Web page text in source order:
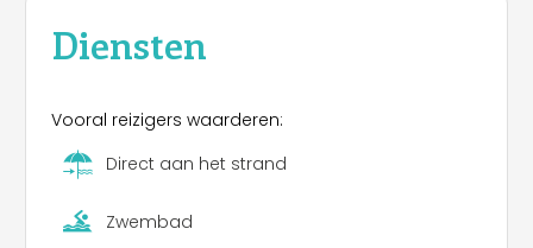
minutes from Lausanne).
Diensten
Vooral reizigers waarderen:
Direct aan het strand
Zwembad